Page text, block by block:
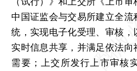
中国证监会与交易所建立全流
统，实现电子化受理、审核，
实时信息共享，并满足依法向
需要；上交所发行上市审核